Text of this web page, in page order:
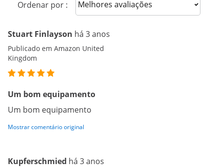
Ordenar por : Sort reviews
Stuart Finlayson há 3 anos
Publicado em Amazon United
Kingdom
Um bom equipamento
Um bom equipamento
Mostrar comentário original
Kupferschmied há 3 anos